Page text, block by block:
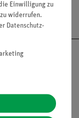
€
Einwilligung zu
widerrufen.
Daten­schutz­